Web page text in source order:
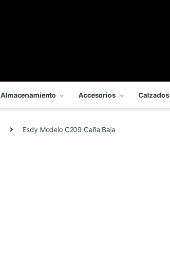
Almacenamiento Accesorios Calzados
Esdy Modelo C209 Caña Baja